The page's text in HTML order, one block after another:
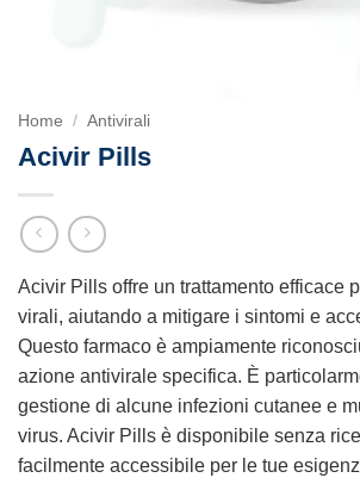
Home / Antivirali
Acivir Pills
Acivir Pills offre un trattamento efficace
virali, aiutando a mitigare i sintomi e
Questo farmaco è ampiamente
azione antivirale specifica. È
gestione di alcune infezioni cutanee e
virus. Acivir Pills è disponibile senza
facilmente accessibile per le tue